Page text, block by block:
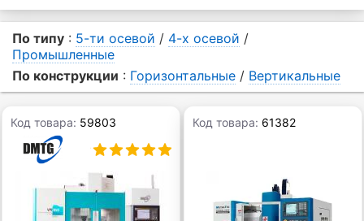
По типу : 5-ти осевой / 4-х осевой /
Промышленные
По конструкции : Горизонтальные / Вертикальные
Код товара: 59803 Код товара: 61382